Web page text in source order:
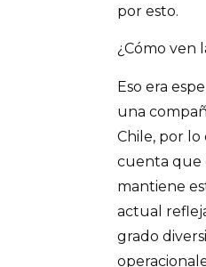
por esto.
¿Cómo ven
Eso era
una
Chile, por
cuenta que
mantiene
actual
grado